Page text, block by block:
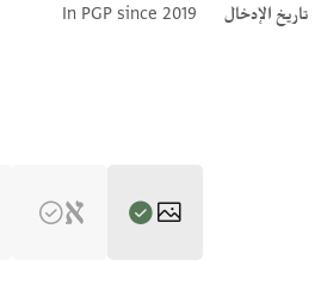
تاريخ الإدخال
In PGP since 2019